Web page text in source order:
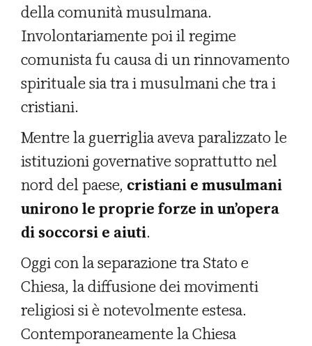
della comunità musulmana.
Involontariamente poi il regime
comunista fu causa di un rinnovamento
spirituale sia tra i musulmani che tra i
cristiani.
Mentre la guerriglia aveva paralizzato le
istituzioni governative soprattutto nel
nord del paese, cristiani e musulmani
unirono le proprie forze in un’opera
di soccorsi e aiuti.
Oggi con la separazione tra Stato e
Chiesa, la diffusione dei movimenti
religiosi si è notevolmente estesa.
Contemporaneamente la Chiesa